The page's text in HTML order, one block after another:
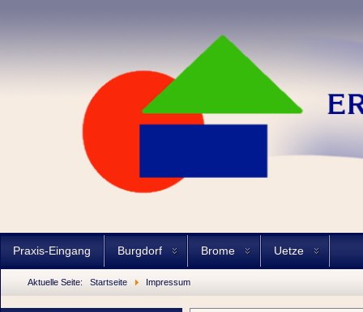
Praxis-Eingang Burgdorf Brome Uetze
Aktuelle Seite: Startseite Impressum